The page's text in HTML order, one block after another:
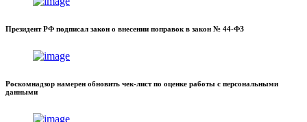
Президент РФ подписал закон о внесении поправок в закон № 44-ФЗ
Роскомнадзор намерен обновить чек-лист по оценке работы с персональными
данными